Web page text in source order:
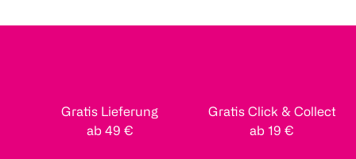
Gratis Lieferung
ab 49 €
Gratis Click & Collect
ab 19 €